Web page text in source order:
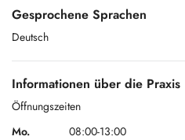
Gesprochene Sprachen
Deutsch
Informationen über die Praxis
Öffnungszeiten
Mo.
08:00-13:00